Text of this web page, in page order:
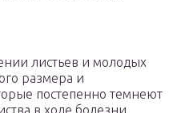
листьев и молодых
размера и
постепенно темнеют
в ходе болезни